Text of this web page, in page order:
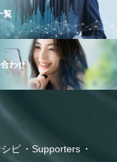
覧
わせ
ピ
Supporters